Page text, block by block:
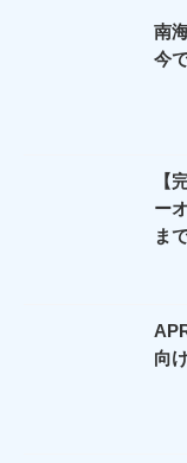
南
今
【
ー
ま
向